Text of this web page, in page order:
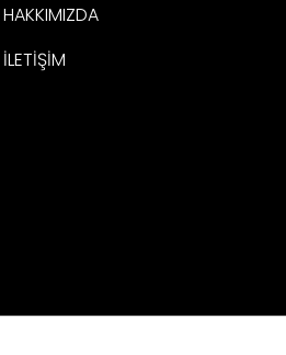
HAKKIMIZDA
İLETİŞİM